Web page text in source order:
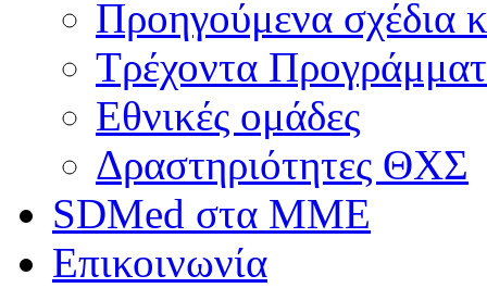
Προηγούμενα σχέδια
Τρέχοντα
Εθνικές ομάδες
Δραστηριότητες ΘΧΣ
SDMed στα ΜΜΕ
Επικοινωνία